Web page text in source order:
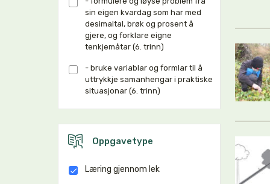
sin eigen kvardag som har med
desimaltal, brøk og prosent å
gjere, og forklare eigne
tenkjemåtar (6. trinn)
- bruke variablar og formlar til å
uttrykkje samanhengar i praktiske
situasjonar (6. trinn)
Oppgavetype
Læring gjennom lek